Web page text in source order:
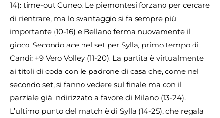
14): time-out Cuneo. Le piemontesi forzano per cercare
di rientrare, ma lo svantaggio si fa sempre più
importante (10-16) e Bellano ferma nuovamente il
gioco. Secondo ace nel set per Sylla, primo tempo di
Candi: +9 Vero Volley (11-20). La partita è virtualmente
ai titoli di coda con le padrone di casa che, come nel
secondo set, si fanno vedere sul finale ma con il
parziale già indirizzato a favore di Milano (13-24).
L’ultimo punto del match è di Sylla (14-25), che regala